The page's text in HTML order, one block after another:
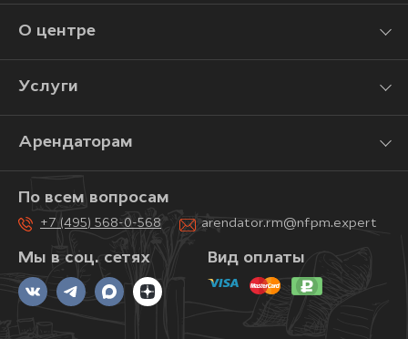
О центре
Услуги
Арендаторам
Мы в соц. сетях
По всем вопросам
+7 (495) 568-0-568 arendator.rm@nfpm.expert
Вид оплаты